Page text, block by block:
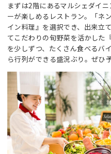
まずは2階にあるマルシェダイ
ーが楽しめるレストラン。「ネ
イン料理』を選択でき、出来立
てこだわりの旬野菜を活かした
を少しずつ、たくさん食べるバ
ら行列ができる盛況ぶり。ぜひ